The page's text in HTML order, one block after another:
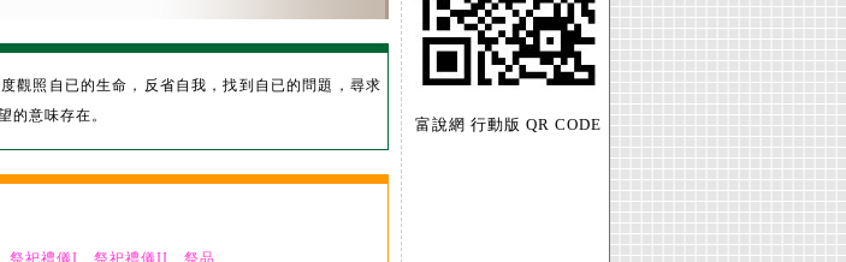
富說網 行動版 QR CODE
觀照自已的生命，反省自我，找到自已的問題，尋求
的意味存在。
祭祀禮儀I 祭祀禮儀II 祭品